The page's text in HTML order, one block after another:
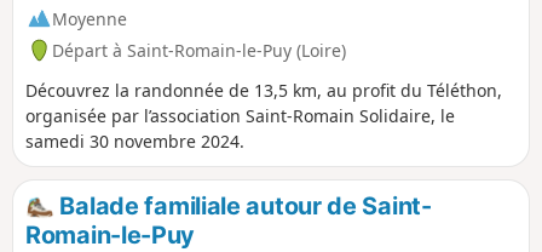
Moyenne
Départ à Saint-Romain-le-Puy (Loire)
Découvrez la randonnée de 13,5 km, au profit du Téléthon,
organisée par l’association Saint-Romain Solidaire, le
samedi 30 novembre 2024.
Balade familiale autour de Saint-
Romain-le-Puy